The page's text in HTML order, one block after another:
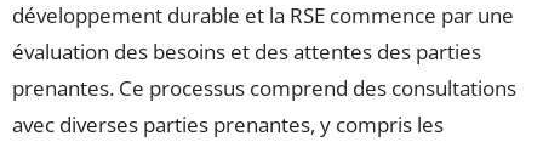
développement durable et la RSE commence par une
évaluation des besoins et des attentes des parties
prenantes. Ce processus comprend des consultations
avec diverses parties prenantes, y compris les